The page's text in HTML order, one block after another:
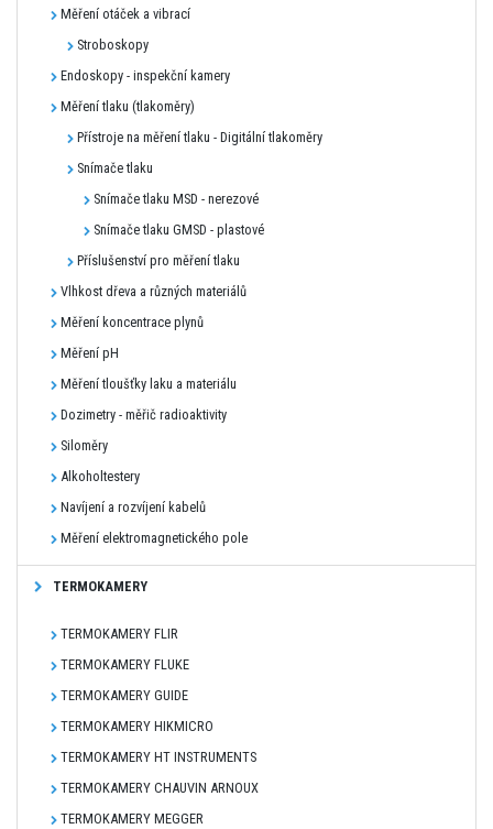
Měření otáček a vibrací
Stroboskopy
Endoskopy - inspekční kamery
Měření tlaku (tlakoměry)
Přístroje na měření tlaku - Digitální tlakoměry
Snímače tlaku
Snímače tlaku MSD - nerezové
Snímače tlaku GMSD - plastové
Příslušenství pro měření tlaku
Vlhkost dřeva a různých materiálů
Měření koncentrace plynů
Měření pH
Měření tloušťky laku a materiálu
Dozimetry - měřič radioaktivity
Siloměry
Alkoholtestery
Navíjení a rozvíjení kabelů
Měření elektromagnetického pole
TERMOKAMERY
TERMOKAMERY FLIR
TERMOKAMERY FLUKE
TERMOKAMERY GUIDE
TERMOKAMERY HIKMICRO
TERMOKAMERY HT INSTRUMENTS
TERMOKAMERY CHAUVIN ARNOUX
TERMOKAMERY MEGGER